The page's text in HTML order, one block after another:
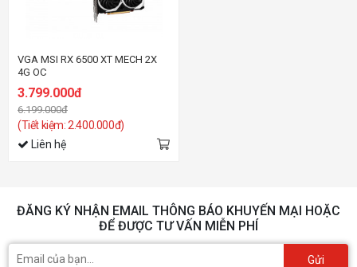
VGA MSI RX 6500 XT MECH 2X
4G OC
3.799.000đ
6.199.000đ
(Tiết kiệm: 2.400.000đ)
Liên hệ
ĐĂNG KÝ NHẬN EMAIL THÔNG BÁO KHUYẾN MẠI HOẶC
ĐỂ ĐƯỢC TƯ VẤN MIỄN PHÍ
Gửi